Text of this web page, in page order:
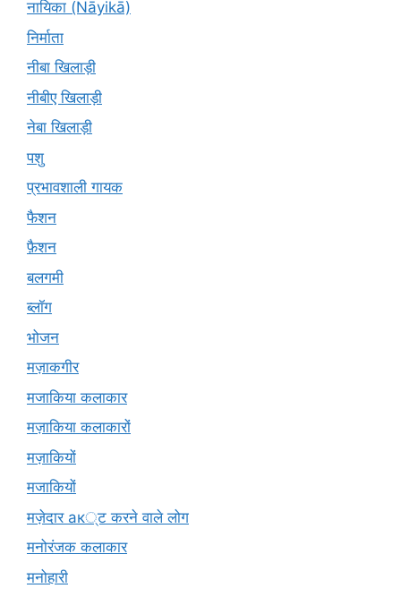
नायिका (Nāyikā)
निर्माता
नीबा खिलाड़ी
नीबीए खिलाड़ी
नेबा खिलाड़ी
पशु
प्रभावशाली गायक
फैशन
फ़ैशन
बलगमी
ब्लॉग
भोजन
मज़ाकगीर
मजाकिया कलाकार
मज़ाकिया कलाकारों
मज़ाकियों
मजाकियों
मज़ेदार ак्ट करने वाले लोग
मनोरंजक कलाकार
मनोहारी